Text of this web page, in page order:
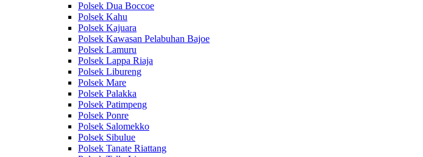
Polsek Dua Boccoe
Polsek Kahu
Polsek Kajuara
Polsek Kawasan Pelabuhan Bajoe
Polsek Lamuru
Polsek Lappa Riaja
Polsek Libureng
Polsek Mare
Polsek Palakka
Polsek Patimpeng
Polsek Ponre
Polsek Salomekko
Polsek Sibulue
Polsek Tanate Riattang